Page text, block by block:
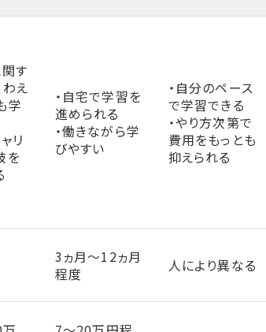
す
え
学
リ
を
・自宅で学習を
進められる
・働きながら学
びやすい
・自分のペース
で学習できる
・やり方次第で
費用をもっとも
抑えられる
3ヵ月～12ヵ月
程度
人により異なる